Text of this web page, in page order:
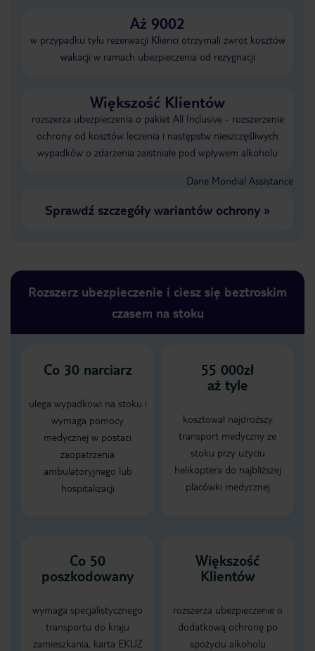
Aż 9002
w przypadku tylu rezerwacji Klienci otrzymali zwrot kosztów
wakacji w ramach ubezpieczenia od rezygnacji
Większość Klientów
rozszerza ubezpieczenia o pakiet All Inclusive - rozszerzenie
ochrony od kosztów leczenia i następstw nieszczęśliwych
wypadków o zdarzenia zaistniałe pod wpływem alkoholu
Dane Mondial Assistance
Sprawdź szczegóły wariantów ochrony»
Rozszerz ubezpieczenie i ciesz się beztroskim
czasem na stoku
Co 30 narciarz
ulega wypadkowi na stoku i
wymaga pomocy
medycznej w postaci
zaopatrzenia
ambulatoryjnego lub
hospitalizacji
55 000zł
aż tyle
kosztował najdroższy
transport medyczny ze
stoku przy użyciu
helikoptera do najbliższej
placówki medycznej
Co 50
poszkodowany
wymaga specjalistycznego
transportu do kraju
zamieszkania, karta EKUZ
Większość
Klientów
rozszerza ubezpieczenie o
dodatkową ochronę po
spożyciu alkoholu